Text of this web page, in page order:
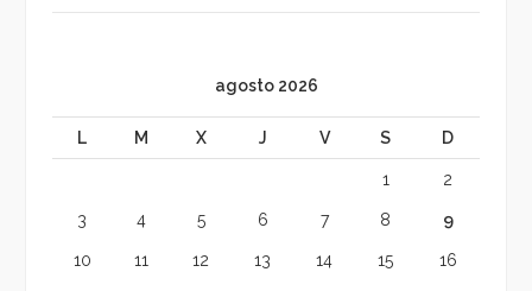
agosto 2026
L M X J V S D
1 2
3 4 5 6 7 8 9
10 11 12 13 14 15 16